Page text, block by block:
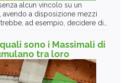
alcun vincolo su un
a disposizione mezzi
ad esempio, decidere di…
sono i Massimali di
tra loro